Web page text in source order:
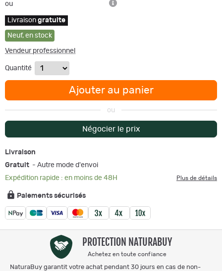
ou
Livraison gratuite
Neuf, en stock
Vendeur professionnel
Quantité
Ajouter au panier
ou
Négocier le prix
Livraison
Gratuit - Autre mode d'envoi
Expédition rapide : en moins de 48H
Plus de détails
Paiements sécurisés
PROTECTION NATURABUY
Achetez en toute confiance
NaturaBuy garantit votre achat pendant 30 jours en cas de non-